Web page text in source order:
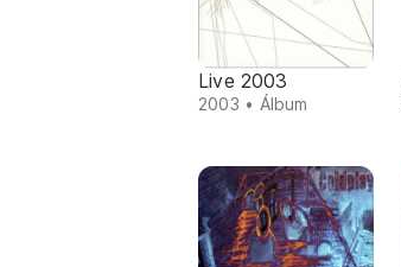
Live 2003
2003 • Álbum